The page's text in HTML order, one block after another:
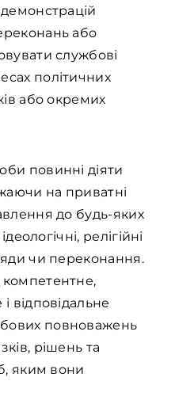
або
службові
політичних
або окремих
повинні діяти
на приватні
до будь-яких
релігійні
чи переконання.
відповідальне
повноважень
рішень та
яким вони